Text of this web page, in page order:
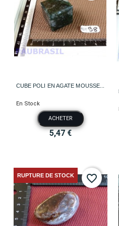
CUBE POLI EN AGATE MOUSSE...
En Stock
ACHETER
5,47 €
RUPTURE DE STOCK favorite_border